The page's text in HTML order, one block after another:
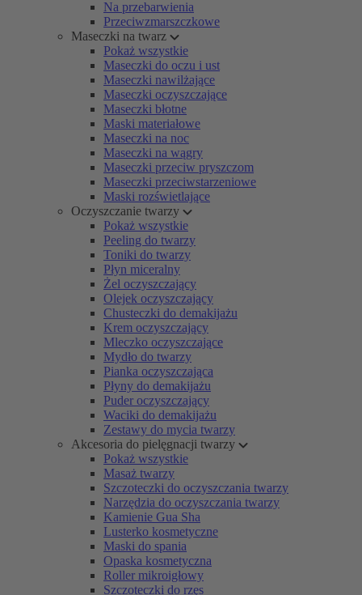
Na przebarwienia
Przeciwzmarszczkowe
Maseczki na twarz
Pokaż wszystkie
Maseczki do oczu i ust
Maseczki nawilżające
Maseczki oczyszczające
Maseczki błotne
Maski materiałowe
Maseczki na noc
Maseczki na wągry
Maseczki przeciw pryszczom
Maseczki przeciwstarzeniowe
Maski rozświetlające
Oczyszczanie twarzy
Pokaż wszystkie
Peeling do twarzy
Toniki do twarzy
Płyn miceralny
Żel oczyszczający
Olejek oczyszczający
Chusteczki do demakijażu
Krem oczyszczający
Mleczko oczyszczające
Mydło do twarzy
Pianka oczyszczająca
Płyny do demakijażu
Puder oczyszczający
Waciki do demakijażu
Zestawy do mycia twarzy
Akcesoria do pielęgnacji twarzy
Pokaż wszystkie
Masaż twarzy
Szczoteczki do oczyszczania twarzy
Narzędzia do oczyszczania twarzy
Kamienie Gua Sha
Lusterko kosmetyczne
Maski do spania
Opaska kosmetyczna
Roller mikroigłowy
Szczoteczki do rzęs